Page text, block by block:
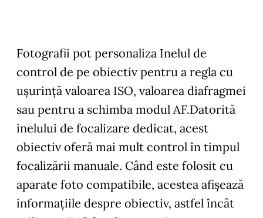
Fotografii pot personaliza Inelul de
control de pe obiectiv pentru a regla cu
uşurinţă valoarea ISO, valoarea diafragmei
sau pentru a schimba modul AF.Datorită
inelului de focalizare dedicat, acest
obiectiv oferă mai mult control în timpul
focalizării manuale. Când este folosit cu
aparate foto compatibile, acestea afişează
informaţiile despre obiectiv, astfel încât